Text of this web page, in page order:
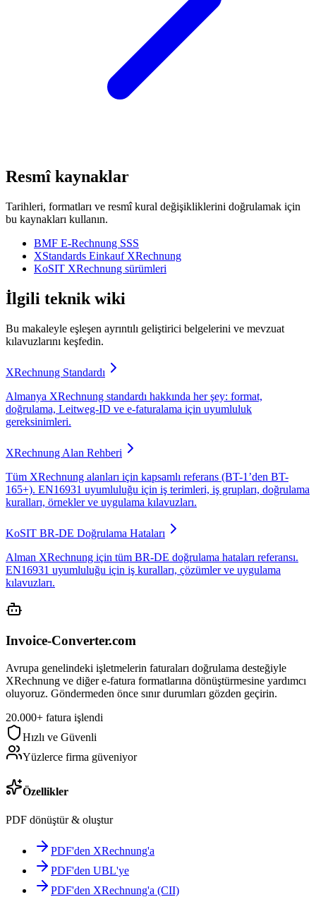
Resmî kaynaklar
Tarihleri, formatları ve resmî kural değişikliklerini doğrulamak için
bu kaynakları kullanın.
BMF E-Rechnung SSS
XStandards Einkauf XRechnung
KoSIT XRechnung sürümleri
İlgili teknik wiki
Bu makaleyle eşleşen ayrıntılı geliştirici belgelerini ve mevzuat
kılavuzlarını keşfedin.
XRechnung Standardı
Almanya XRechnung standardı hakkında her şey: format,
doğrulama, Leitweg-ID ve e-faturalama için uyumluluk
gereksinimleri.
XRechnung Alan Rehberi
Tüm XRechnung alanları için kapsamlı referans (BT-1’den BT-
165+). EN16931 uyumluluğu için iş terimleri, iş grupları, doğrulama
kuralları, örnekler ve uygulama kılavuzları.
KoSIT BR-DE Doğrulama Hataları
Alman XRechnung için tüm BR-DE doğrulama hataları referansı.
EN16931 uyumluluğu için iş kuralları, çözümler ve uygulama
kılavuzları.
Invoice-Converter.com
Avrupa genelindeki işletmelerin faturaları doğrulama desteğiyle
XRechnung ve diğer e-fatura formatlarına dönüştürmesine yardımcı
oluyoruz. Göndermeden önce sınır durumları gözden geçirin.
20.000+ fatura işlendi
Hızlı ve Güvenli
Yüzlerce firma güveniyor
Özellikler
PDF dönüştür & oluştur
PDF'den XRechnung'a
PDF'den UBL'ye
PDF'den XRechnung'a (CII)